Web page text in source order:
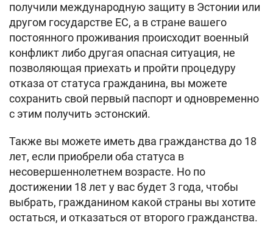
получили международную защиту в Эстонии или
другом государстве ЕС, а в стране вашего
постоянного проживания происходит военный
конфликт либо другая опасная ситуация, не
позволяющая приехать и пройти процедуру
отказа от статуса гражданина, вы можете
сохранить свой первый паспорт и одновременно
с этим получить эстонский.
Также вы можете иметь два гражданства до 18
лет, если приобрели оба статуса в
несовершеннолетнем возрасте. Но по
достижении 18 лет у вас будет 3 года, чтобы
выбрать, гражданином какой страны вы хотите
остаться, и отказаться от второго гражданства.